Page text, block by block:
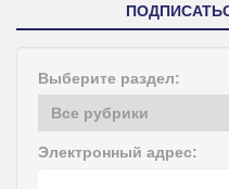
Выберите раздел:
Электронный адрес: